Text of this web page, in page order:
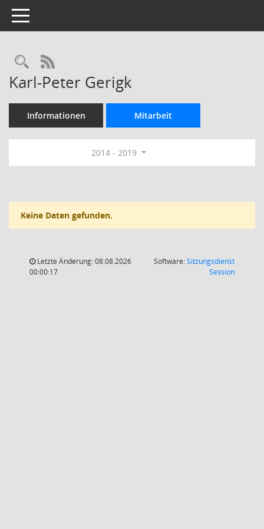
Toggle navigation
Rechercheauswahl
RSS-Feed
Karl-Peter Gerigk
Informationen Mitarbeit
2014 - 2019
Keine Daten gefunden.
Letzte Änderung: 08.08.2026
00:00:17
Software:Sitzungsdienst
Session(Wird in